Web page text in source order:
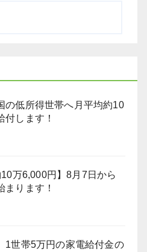
の低所得世帯へ月平均約10
付します！
10万6,000円】8月7日から
まります！
1世帯5万円の家電給付金の